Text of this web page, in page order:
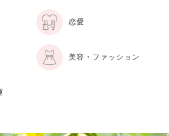
恋愛
美容・ファッション